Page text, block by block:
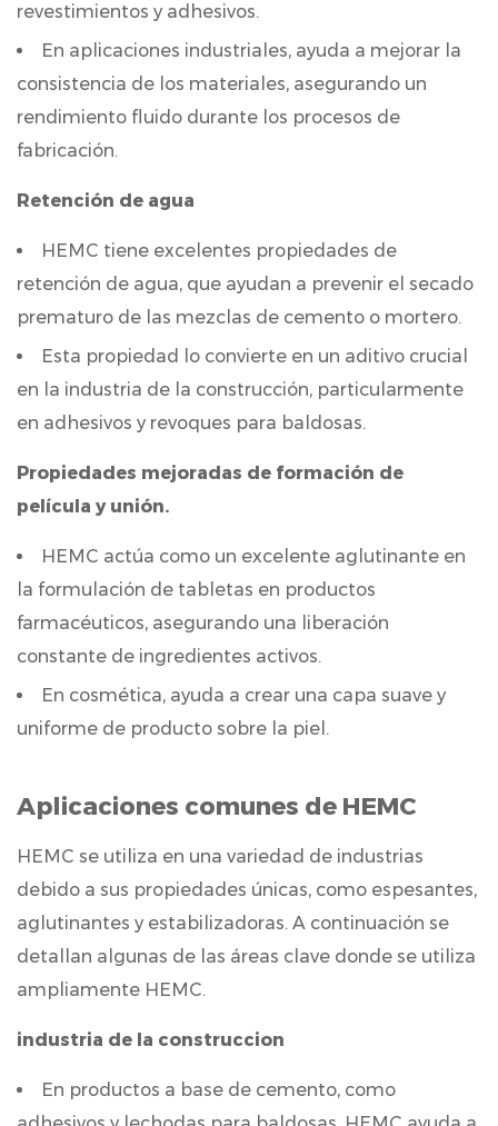
comunes
de
HEMC
3.1
industria
la
3.2
Productos
farmaceuticos
3.3
Cosmética
Cuidado
Personal
4
frecuentes
sobre
la
hidroxietilmetilcelulosa
4.1
¿Es
el
de
HEMC
en
productos
alimenticios?
¿Se
utilizar
revestimientos y adhesivos.
En aplicaciones industriales, ayuda a mejorar la
consistencia de los materiales, asegurando un
rendimiento fluido durante los procesos de
fabricación.
Retención de agua
HEMC tiene excelentes propiedades de
retención de agua, que ayudan a prevenir el secado
prematuro de las mezclas de cemento o mortero.
Esta propiedad lo convierte en un aditivo crucial
en la industria de la construcción, particularmente
en adhesivos y revoques para baldosas.
Propiedades mejoradas de formación de
película y unión.
HEMC actúa como un excelente aglutinante en
la formulación de tabletas en productos
farmacéuticos, asegurando una liberación
constante de ingredientes activos.
En cosmética, ayuda a crear una capa suave y
uniforme de producto sobre la piel.
Aplicaciones comunes de HEMC
HEMC se utiliza en una variedad de industrias
debido a sus propiedades únicas, como espesantes,
aglutinantes y estabilizadoras. A continuación se
detallan algunas de las áreas clave donde se utiliza
ampliamente HEMC.
industria de la construccion
En productos a base de cemento, como